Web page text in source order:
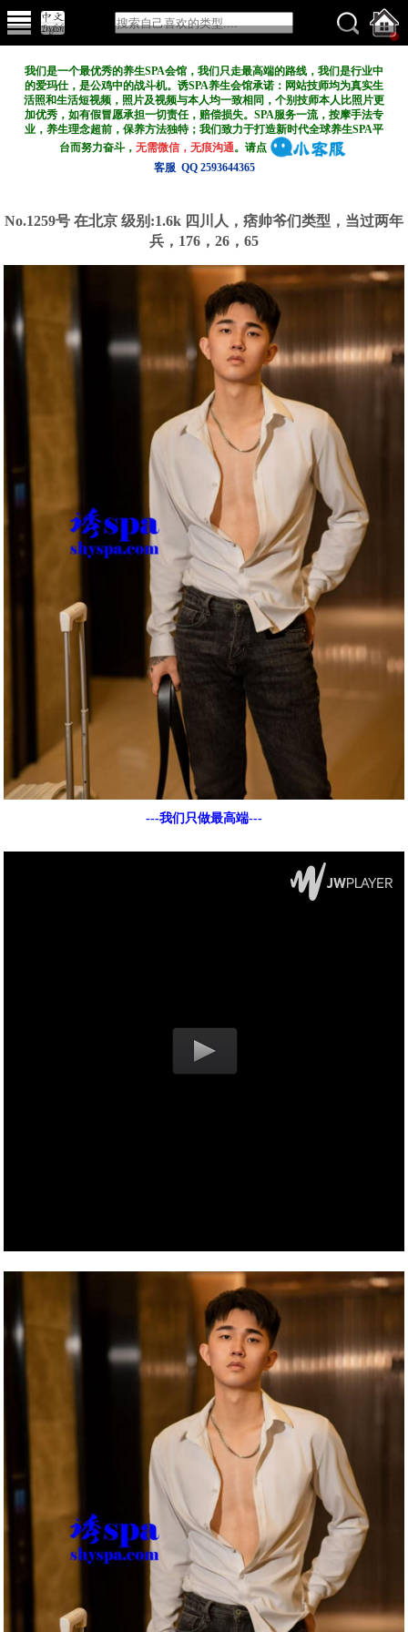
我们是一个最优秀的养生SPA会馆，我们只走最高端的路线，我们是行业中
的爱玛仕，是公鸡中的战斗机。诱SPA养生会馆承诺：网站技师均为真实生
活照和生活短视频，照片及视频与本人均一致相同，个别技师本人比照片更
加优秀，如有假冒愿承担一切责任，赔偿损失。SPA服务一流，按摩手法专
业，养生理念超前，保养方法独特；我们致力于打造新时代全球养生SPA平
台而努力奋斗，无需微信，无痕沟通。请点
客服 QQ 2593644365
No.1259号 在北京 级别:1.6k 四川人，痞帅爷们类型，当过两年
兵，176，26，65
---我们只做最高端---